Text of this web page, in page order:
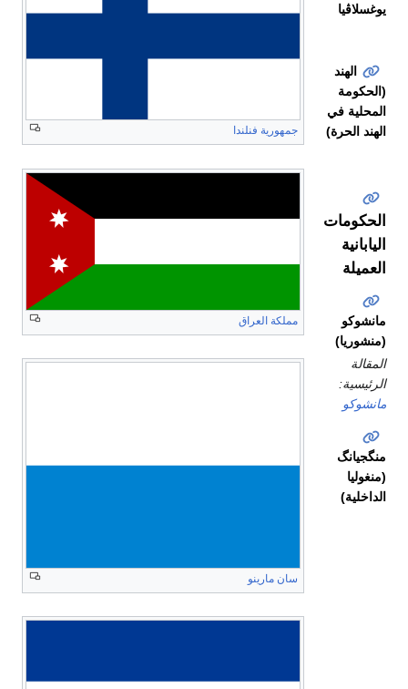
جمهورية فنلندا
مملكة العراق
سان مارينو
يوغسلاڤيا
الهند
(الحكومة
المحلية في
الهند الحرة)
الحكومات
اليابانية
العميلة
مانشوكو
(منشوريا)
المقالة
الرئيسية:
مانشوكو
منگجيانگ
(منغوليا
الداخلية)
الحكومة
المعترف
الصين